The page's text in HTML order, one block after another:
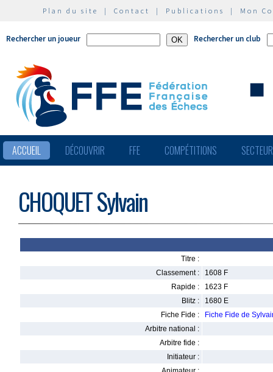
Plan du site | Contact | Publications | Mon
Rechercher un joueur Rechercher un club
ACCUEIL DÉCOUVRIR FFE COMPÉTITIONS
CHOQUET Sylvain
Titre :
Classement :
1608 F
Rapide :
1623 F
Blitz :
1680 E
Fiche Fide :
Fiche Fide de
Arbitre national :
Arbitre fide :
Initiateur :